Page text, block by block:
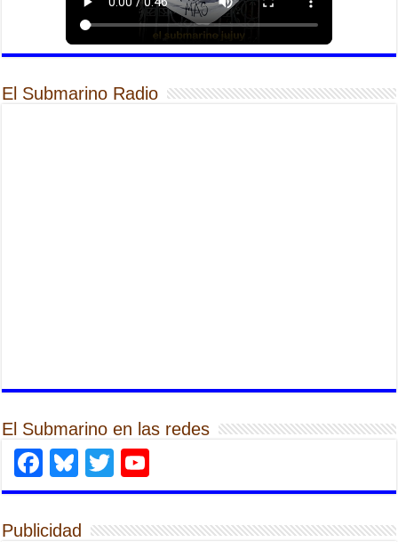
El Submarino Radio
El Submarino en las redes
Facebook
Bluesky
Twitter
Publicidad